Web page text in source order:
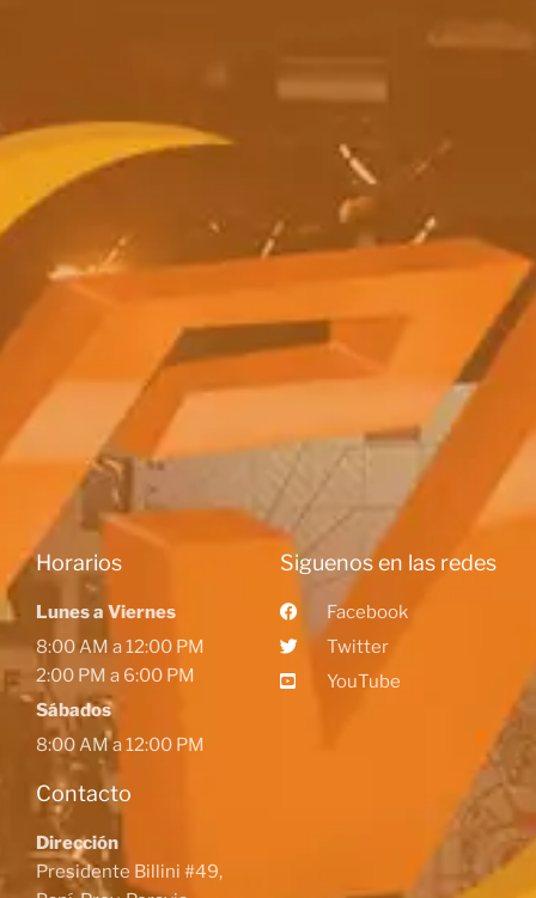
Horarios
Lunes a Viernes
8:00 AM a 12:00 PM
2:00 PM a 6:00 PM
Sábados
8:00 AM a 12:00 PM
Contacto
Dirección
Presidente Billini #49,
Siguenos en las redes
Facebook
Twitter
YouTube